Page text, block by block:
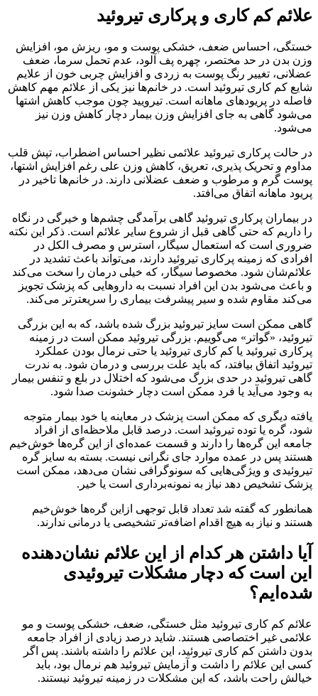
علائم کم‌ کاری و پرکاری تیروئید
خستگی، احساس ضعف، خشکی پوست و مو، ریزش مو، افزایش
وزن بدن در حد مختصر، چهره پف آلود، عدم تحمل سرما، ضعف
عضلانی، تغییر رنگ پوست به زردی و افزایش چربی خون از علایم
شایع کم کاری تیروئید است. در خانم‌ها نیز یکی از علائم مهم کاهش
فاصله در پریودهای ماهانه است. تیرویید چون موجب کاهش اشتها
می‌شود گاهی به جای افزایش وزن بیمار دچار کاهش وزن نیز
می‌شود.
در حالت پرکاری تیروئید علائمی نظیر احساس اضطراب، تپش قلب
مداوم و تحریک پذیری، تعریق، کاهش وزن علی رغم افزایش اشتها،
پوست گرم و مرطوب و ضعف عضلانی دارند. در خانم‌ها تاخیر در
پریود ماهانه اتفاق می‌افتد.
در بیماران پرکاری تیروئید گاهی برآمدگی چشم‌ها و خیرگی در نگاه
را داریم که حتی گاهی قبل از شروع سایر علائم است. ذکر این نکته
ضروری است که استعمال سیگار، استرس و مصرف الکل در
افرادی که زمینه پرکاری تیروئید دارند، می‌تواند باعث تشدید در
علائم‌شان شود. مخصوصا سیگار، که خیلی درمان را سخت می‌کند
و باعث می‌شود بدن این افراد نسبت به داروهایی که پزشک تجویز
می‌کند مقاوم شده و سیر پیشرفت بیماری را سریعترتر می‌کند.
گاهی ممکن است سایز تیروئید بزرگ شده باشد، که به این بزرگی
تیروئید، «گواتر» می‌گوییم. بزرگی تیروئید ممکن است در زمینه
پرکاری تیروئید یا کم کاری تیروئید یا حتی نرمال بودن عملکرد
تیروئید اتفاق بیافتد، که باید علت بررسی و درمان شود. به ندرت
گاهی تیروئید در حدی بزرگ می‌شود که اختلال در بلع و تنفس بیمار
به وجود می‌آید یا فرد ممکن است دچار خشونت صدا شود.
یافته دیگری که ممکن است پزشک در معاینه یا خود بیمار متوجه
شود، گره یا توده تیروئید است. درصد قابل ملاحظه‌ای از افراد
جامعه این گره‌ها را دارند و قسمت عمده‌ای از این گره‌ها خوش‌خیم
هستند پس در عمده موارد جای نگرانی نیست. بسته به سایز گره
تیروئیدی و ویژگی‌هایی که سونوگرافی نشان می‌دهد، ممکن است
پزشک تشخیص دهد نیاز به نمونه‌برداری است یا خیر.
همانطور که گفته شد تعداد قابل توجهی ازاین گره‌ها خوش‌خیم
هستند و نیاز به هیچ اقدام اضافه‌تر تشخیصی یا درمانی ندارند.
آیا داشتن هر کدام از این علائم نشان‌دهنده
این است که دچار مشکلات تیروئیدی
شده‌ایم؟
علائم کم کاری تیروئید مثل خستگی، ضعف، خشکی پوست و مو
علائمی غیر اختصاصی هستند. شاید درصد زیادی از افراد جامعه
بدون داشتن کم کاری تیروئید، این علائم را داشته باشند. پس اگر
کسی این علائم را داشت و آزمایش تیروئید هم نرمال بود، باید
خیالش راحت باشد، که این مشکلات در زمینه تیروئید نیستند.